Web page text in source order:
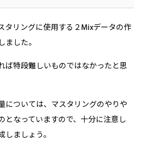
タリングに使用する２Mixデータの作
ました。
ば特段難しいものではなかったと思
については、マスタリングのやりや
となっていますので、十分に注意し
しましょう。